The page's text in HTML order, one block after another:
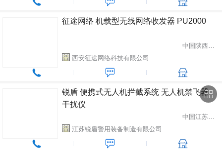
征途网络 机载型无线网络收发器 PU2000
中国陕西省西安市
西安征途网络科技有限公司
锐盾 便携式无人机拦截系统 无人机禁飞器
干扰仪
中国江苏省泰州市
江苏锐盾警用装备制造有限公司